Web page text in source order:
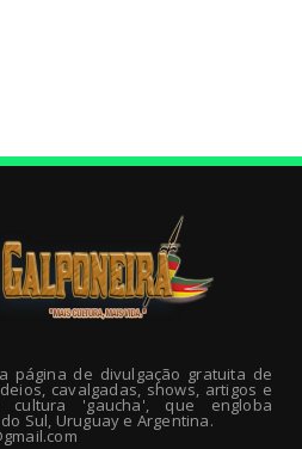
página de divulgação gratuita de
cavalgadas, shows, artigos e
cultura 'gaucha', que engloba
Sul, Uruguay e Argentina.